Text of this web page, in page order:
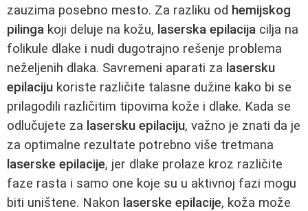
zauzima posebno mesto. Za razliku od hemijskog
pilinga koji deluje na kožu, laserska epilacija cilja na
folikule dlake i nudi dugotrajno rešenje problema
neželjenih dlaka. Savremeni aparati za lasersku
epilaciju koriste različite talasne dužine kako bi se
prilagodili različitim tipovima kože i dlake. Kada se
odlučujete za lasersku epilaciju, važno je znati da je
za optimalne rezultate potrebno više tretmana
laserske epilacije, jer dlake prolaze kroz različite
faze rasta i samo one koje su u aktivnoj fazi mogu
biti uništene. Nakon laserske epilacije, koža može